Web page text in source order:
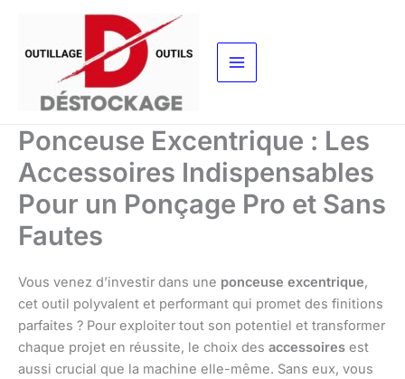
contenu
Ponceuse Excentrique : Les
Accessoires Indispensables
Pour un Ponçage Pro et Sans
Fautes
Vous venez d’investir dans une ponceuse excentrique,
cet outil polyvalent et performant qui promet des finitions
parfaites ? Pour exploiter tout son potentiel et transformer
chaque projet en réussite, le choix des accessoires est
aussi crucial que la machine elle-même. Sans eux, vous